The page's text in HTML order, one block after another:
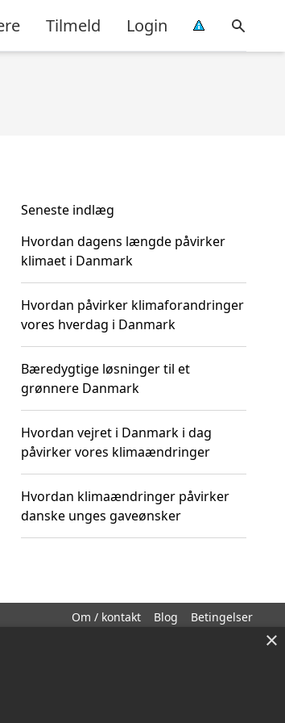
Tilmeld Login
Seneste indlæg
Hvordan dagens længde påvirker
klimaet i Danmark
Hvordan påvirker klimaforandringer
vores hverdag i Danmark
Bæredygtige løsninger til et
grønnere Danmark
Hvordan vejret i Danmark i dag
påvirker vores klimaændringer
Hvordan klimaændringer påvirker
danske unges gaveønsker
Om / kontakt Blog Betingelser
×